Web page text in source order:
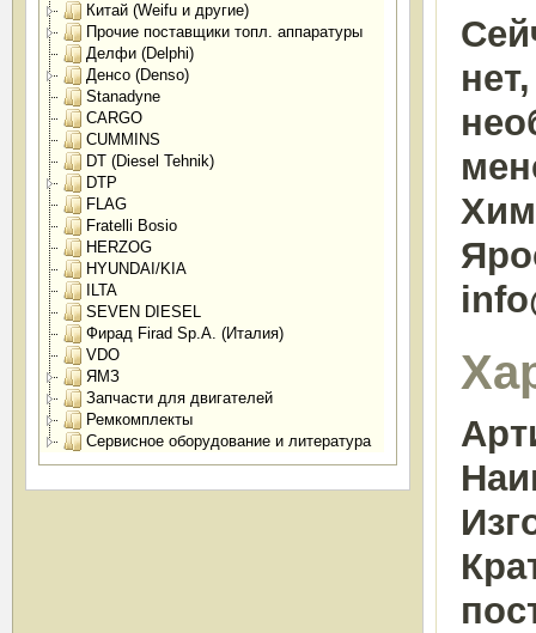
Китай (Weifu и другие)
Прочие поставщики топл. аппаратуры
Делфи (Delphi)
Денсо (Denso)
Stanadyne
CARGO
CUMMINS
DT (Diesel Tehnik)
DTP
FLAG
Fratelli Bosio
HERZOG
HYUNDAI/KIA
ILTA
SEVEN DIESEL
Фирад Firad Sp.A. (Италия)
VDO
ЯМЗ
Запчасти для двигателей
Ремкомплекты
Сервисное оборудование и литература